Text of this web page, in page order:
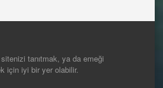
tanıtmak, ya da emeği
için iyi bir yer olabilir.